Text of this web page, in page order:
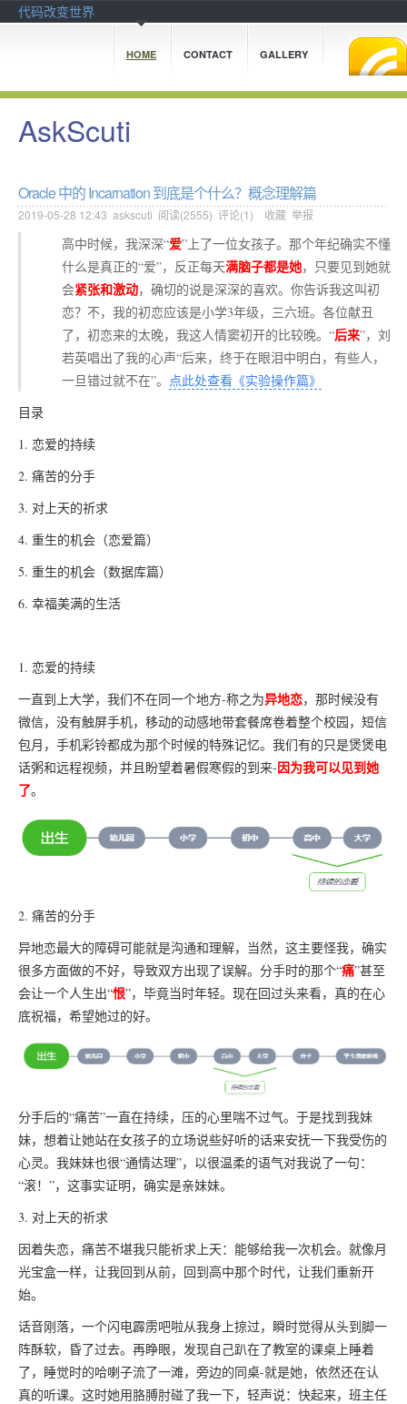
代码改变世界
HOME CONTACT GALLERY
AskScuti
Oracle 中的 Incarnation 到底是个什么？概念理解篇
2019-05-28 12:43 askscuti 阅读(2555) 评论(1) 收藏 举报
高中时候，我深深“爱”上了一位女孩子。那个年纪确实不懂
什么是真正的“爱”，反正每天满脑子都是她，只要见到她就
会紧张和激动，确切的说是深深的喜欢。你告诉我这叫初
恋？不，我的初恋应该是小学3年级，三六班。各位献丑
了，初恋来的太晚，我这人情窦初开的比较晚。“后来”，刘
若英唱出了我的心声“后来，终于在眼泪中明白，有些人，
一旦错过就不在”。 点此处查看《实验操作篇》
目录
1. 恋爱的持续
2. 痛苦的分手
3. 对上天的祈求
4. 重生的机会（恋爱篇）
5. 重生的机会（数据库篇）
6. 幸福美满的生活
1. 恋爱的持续
一直到上大学，我们不在同一个地方-称之为异地恋，那时候没有
微信，没有触屏手机，移动的动感地带套餐席卷着整个校园，短信
包月，手机彩铃都成为那个时候的特殊记忆。我们有的只是煲煲电
话粥和远程视频，并且盼望着暑假寒假的到来-因为我可以见到她
了。
2. 痛苦的分手
异地恋最大的障碍可能就是沟通和理解，当然，这主要怪我，确实
很多方面做的不好，导致双方出现了误解。分手时的那个“痛”甚至
会让一个人生出“恨”，毕竟当时年轻。现在回过头来看，真的在心
底祝福，希望她过的好。
分手后的“痛苦”一直在持续，压的心里喘不过气。于是找到我妹
妹，想着让她站在女孩子的立场说些好听的话来安抚一下我受伤的
心灵。我妹妹也很“通情达理”，以很温柔的语气对我说了一句：
“滚！”，这事实证明，确实是亲妹妹。
3. 对上天的祈求
因着失恋，痛苦不堪我只能祈求上天：能够给我一次机会。就像月
光宝盒一样，让我回到从前，回到高中那个时代，让我们重新开
始。
话音刚落，一个闪电霹雳吧啦从我身上掠过，瞬时觉得从头到脚一
阵酥软，昏了过去。再睁眼，发现自己趴在了教室的课桌上睡着
了，睡觉时的哈喇子流了一滩，旁边的同桌-就是她，依然还在认
真的听课。这时她用胳膊肘碰了我一下，轻声说：快起来，班主任